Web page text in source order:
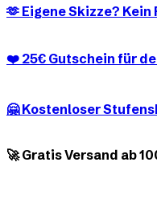
🫶 Eigene Skizze? Kein
❤️ 25€ Gutschein für
🤗 Kostenloser
🚀 Gratis Versand ab